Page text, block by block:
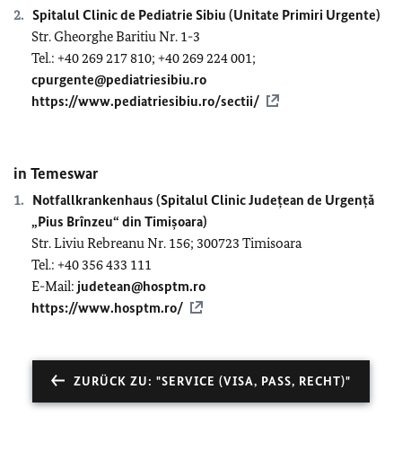
Spitalul Clinic de Pediatrie Sibiu (Unitate Primiri Urgente)
Str. Gheorghe Baritiu Nr. 1-3
Tel.: +40 269 217 810; +40 269 224 001;
cpurgente@pediatriesibiu.ro
https://www.pediatriesibiu.ro/sectii/
in Temeswar
Notfallkrankenhaus (Spitalul Clinic Județean de Urgență
„Pius Brînzeu“ din Timișoara)
Str. Liviu Rebreanu Nr. 156; 300723 Timisoara
Tel.: +40 356 433 111
E-Mail: judetean@hosptm.ro
https://www.hosptm.ro/
ZURÜCK ZU: "SERVICE (VISA, PASS, RECHT)"